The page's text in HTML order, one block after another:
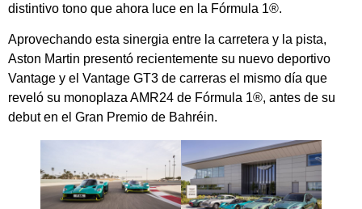
distintivo tono que ahora luce en la Fórmula 1®.
Aprovechando esta sinergia entre la carretera y la pista,
Aston Martin presentó recientemente su nuevo deportivo
Vantage y el Vantage GT3 de carreras el mismo día que
reveló su monoplaza AMR24 de Fórmula 1®, antes de su
debut en el Gran Premio de Bahréin.